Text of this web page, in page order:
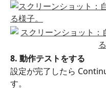
8. 動作テストをする
設定が完了したら
す。